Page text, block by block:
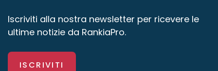
Iscriviti alla nostra newsletter per ricevere le
ultime notizie da RankiaPro.
ISCRIVITI